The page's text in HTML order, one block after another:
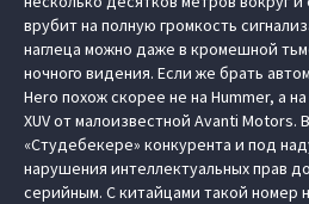
врубит на полную громкость
наглеца можно даже в кромешной
ночного видения. Если же брать
Hero похож скорее не на Hummer, а
XUV от малоизвестной Avanti Motors.
«Студебекере» конкурента и под
нарушения интеллектуальных прав
серийным. С китайцами такой номер